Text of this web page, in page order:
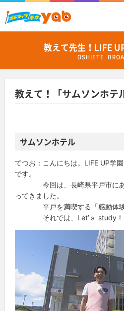
教えて先生！LIFE
教えて！「サムソンホテ
サムソンホテル
てつお：こんにちは。LIFE UP学
です。
今回は、長崎県平戸市にあ
ってきました。
平戸を満喫する「感動体験
それでは、Let’ｓ study！